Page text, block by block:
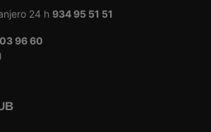
24 h 934 95 51 51
96 60